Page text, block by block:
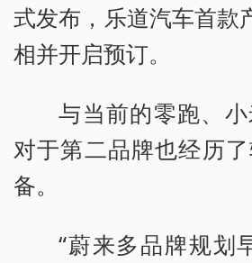
式发布，乐道汽车首款
相并开启预订。
与当前的零跑、
对于第二品牌也经历
备。
“蔚来多品牌规划